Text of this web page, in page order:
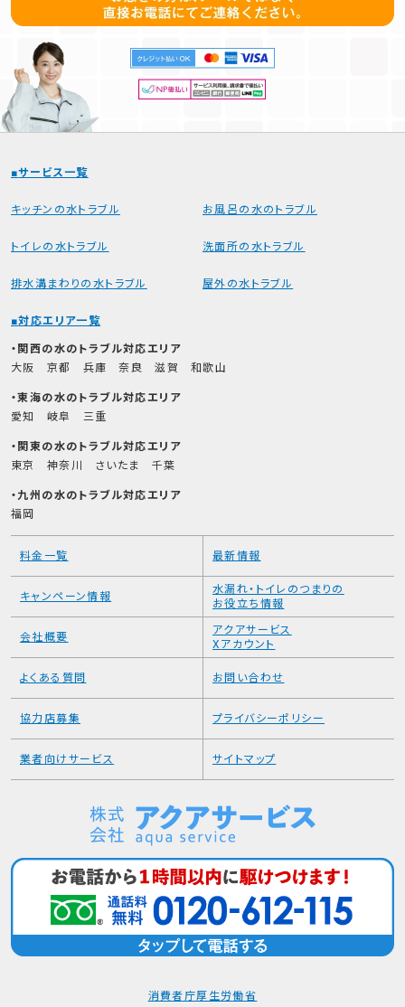
サービス一覧
キッチンの水トラブル お風呂の水のトラブル
トイレの水トラブル 洗面所の水トラブル
排水溝まわりの水トラブル 屋外の水トラブル
対応エリア一覧
関西の水のトラブル対応エリア
大阪
京都 兵庫 奈良 滋賀 和歌山
東海の水のトラブル対応エリア
愛知
岐阜 三重
関東の水のトラブル対応エリア
東京
神奈川 さいたま 千葉
九州の水のトラブル対応エリア
福岡
料金一覧
キャンペーン情報
会社概要
よくある質問
協力店募集
業者向けサービス
最新情報
水漏れ・トイレのつまりの
お役立ち情報
アクアサービス
Xアカウント
お問い合わせ
プライバシーポリシー
サイトマップ
消費者庁厚生労働省